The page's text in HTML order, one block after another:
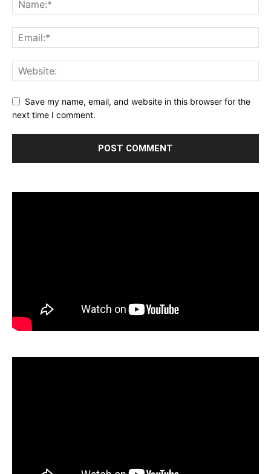
Save my name, email, and website in this browser for the
next time I comment.